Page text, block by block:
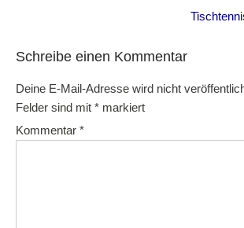
Schreibe einen Kommentar
Deine E-Mail-Adresse wird nicht
Felder sind mit * markiert
Kommentar *